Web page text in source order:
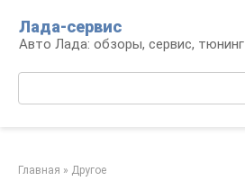
контенту
Лада-сервис
Авто Лада: обзоры, сервис, тюнинг
Главная » Другое